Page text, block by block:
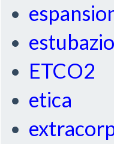
ETCO2
etica